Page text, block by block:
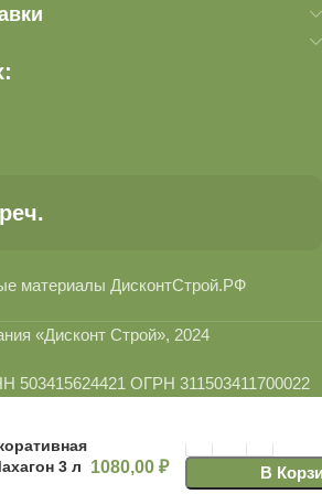
материалы ДисконтСтрой.РФ
«Дисконт Строй», 2024
ОГРН 311503411700022
3 л
1080,00₽ В